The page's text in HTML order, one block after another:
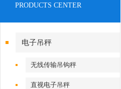
PRODUCTS CENTER
电子吊秤
无线传输吊钩秤
直视电子吊秤